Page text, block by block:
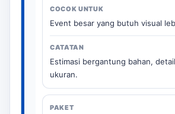
Event besar yang butuh visual
Estimasi bergantung bahan,
ukuran.